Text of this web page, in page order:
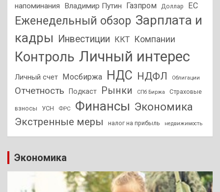
напоминания
Владимир Путин Газпром Доллар ЕС
Еженедельный обзор Зарплата и
кадры
Инвестиции ККТ Компании
Контроль Личный интерес
Личный счет Мосбиржа НДС НДФЛ Облигации
Отчетность Подкаст Рынки СПб Биржа Страховые
взносы УСН ФРС Финансы Экономика
Экстренные меры налог на прибыль недвижимость
Экономика